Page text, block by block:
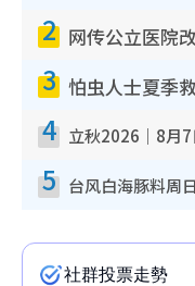
2
3
4
5